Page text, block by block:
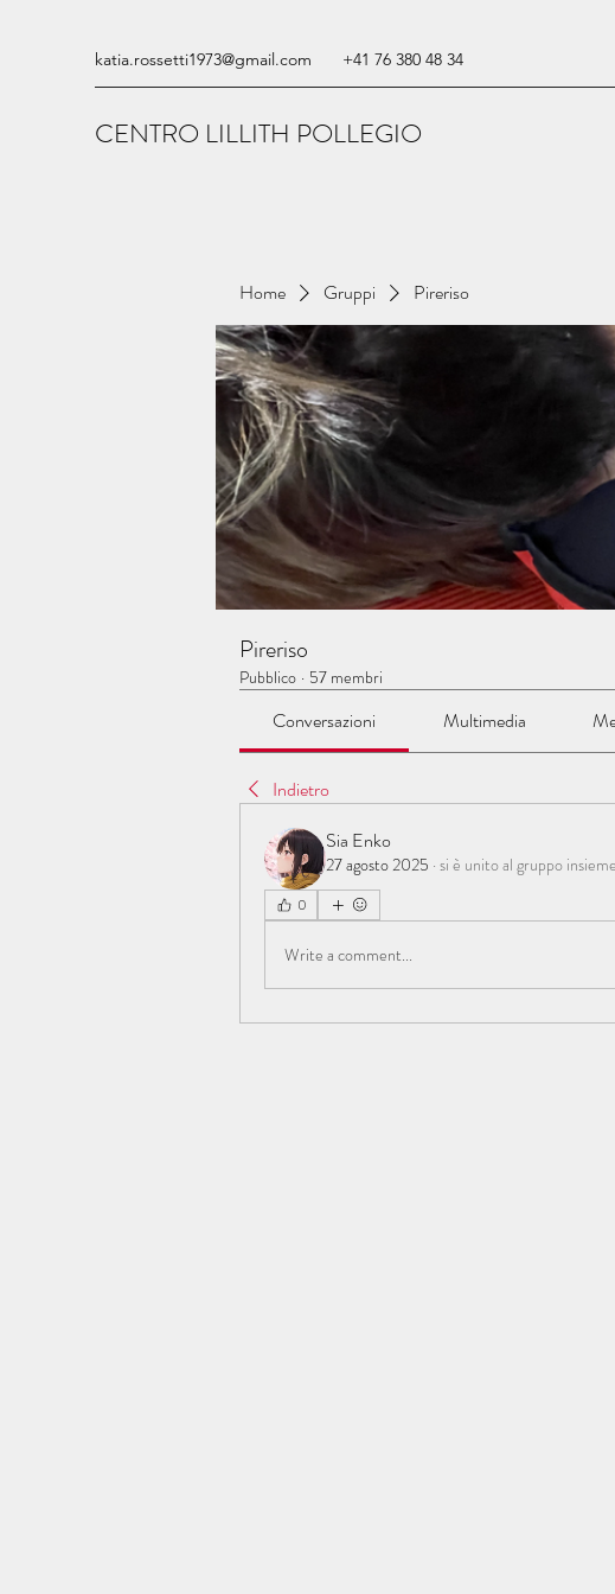
katia.rossetti1973@gmail.com +41 76 380 48 34
CENTRO LILLITH POLLEGIO
Home Gruppi Pireriso
Pireriso
Pubblico · 57 membri
Conversazioni Multimedia
Indietro
Sia Enko
27 agosto 2025 · si è unito al gruppo
0
Write a comment...